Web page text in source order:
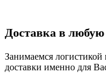
Доставка в
Занимаемся
доставки именно для